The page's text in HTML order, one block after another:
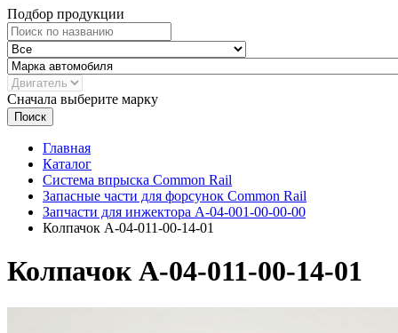
Подбор продукции
Сначала выберите марку
Поиск
Главная
Каталог
Система впрыска Common Rail
Запасные части для форсунок Common Rail
Запчасти для инжектора А-04-001-00-00-00
Колпачок А-04-011-00-14-01
Колпачок А-04-011-00-14-01